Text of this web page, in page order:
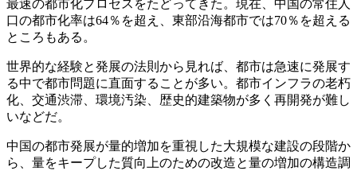
最速の都市化プロセスをたどってきた。現在、中国の常住人
口の都市化率は64％を超え、東部沿海都市では70％を超える
ところもある。
世界的な経験と発展の法則から見れば、都市は急速に発展す
る中で都市問題に直面することが多い。都市インフラの老朽
化、交通渋滞、環境汚染、歴史的建築物が多く再開発が難し
いなどだ。
中国の都市発展が量的増加を重視した大規模な建設の段階か
ら、量をキープした質向上のための改造と量の増加の構造調